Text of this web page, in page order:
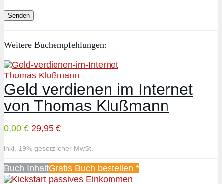
Weitere Buchempfehlungen:
Thomas Klußmann
Geld verdienen im Internet
von Thomas Klußmann
0,00 € 29,95 €
inkl. 19% gesetzlicher MwSt.
Buch InhaltGratis Buch bestellen *